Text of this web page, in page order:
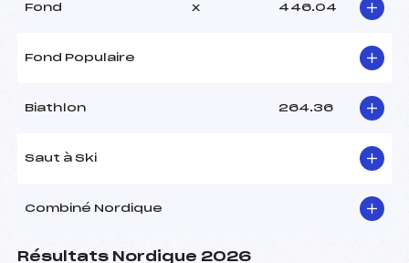
Fond x 446.04
Fond Populaire
Biathlon 264.36
Saut à Ski
Combiné Nordique
Résultats Nordique 2026